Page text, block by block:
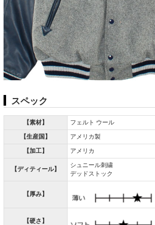
スペック
【素材】
フェルト ウール
【生産国】
アメリカ製
【加工】
アメリカ
【ディティール】
シュニール刺繍
デッドストック
【厚み】
【硬さ】